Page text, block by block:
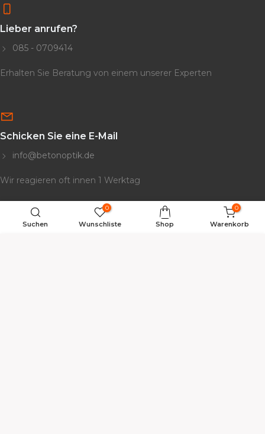
Lieber anrufen?
085 - 0709414
Erhalten Sie Beratung von einem unserer Experten
Schicken Sie eine E-Mail
info@betonoptik.de
Wir reagieren oft innen 1 Werktag
Suchen
0
Wunschliste Shop
0
Warenkorb